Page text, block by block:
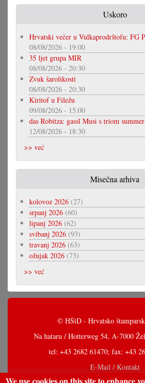
Uskoro
Hrvatski večer u Vulkaprodrštofu: FG
08/08/2026 - 19:00
35 ljet grupa MIR
08/08/2026 - 20:30
Zvuk šarolikosti
08/08/2026 - 20:30
Kiritof u Filežu
09/08/2026 - 15:00
das Robitza: gassl Musi s triom
12/08/2026 - 18:30
>> već
Misečna arhiva
kolovoz 2026 (27)
srpanj 2026 (60)
lipanj 2026 (62)
svibanj 2026 (93)
travanj 2026 (63)
ožujak 2026 (73)
>> već
© HŠtD - Hrvatsko
Na hataru / Hotterweg 54, A-7000
tel: +43 2682 61470; fax: +43
E-Mail / Kontakt